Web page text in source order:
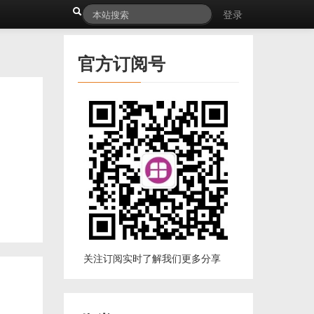
登录
官方订阅号
关注订阅实时了解我们更多分享